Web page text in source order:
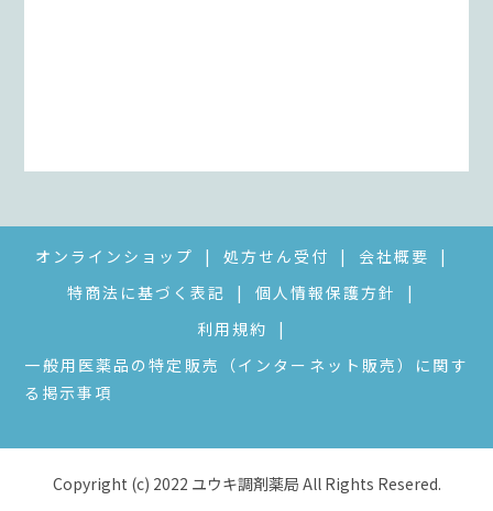
オンラインショップ 処方せん受付
会社概要
特商法に基づく表記
個人情報保護方針
利用規約
一般用医薬品の特定販売（インターネット販売）に関す
る掲示事項
Copyright (c) 2022 ユウキ調剤薬局 All Rights Resered.